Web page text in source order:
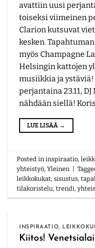
avattiin uusi
toiseksi viimeinen
Clarion kutsuvat
kesken.
myös Champagne
Helsingin kattojen
musiikkia ja
perjantaina 23.11,
nähdään siellä!
LUE LISÄÄ →
Posted ininspiraatio,
yhteistyö,Yleinen
leikkokukat,sisustus,
tilakoristelu,trendi,
INSPIRAATIO,
Kiitos!